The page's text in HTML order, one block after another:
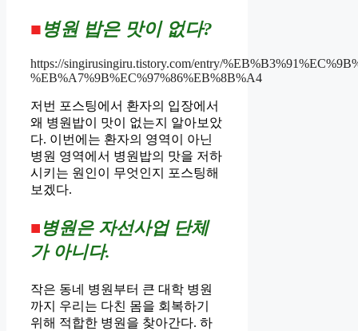
■ 병원 밥은 맛이 없다?
https://singirusingiru.tistory.com/entry/
%EB%A7%9B%EC%97%86%EB%8B%A4
저번 포스팅에서 환자의 입장에서
왜 병원밥이 맛이 없는지 알아보았
다. 이번에는 환자의 영역이 아닌
병원 영역에서 병원밥의 맛을 저하
시키는 원인이 무엇인지 포스팅해
보겠다.
■ 병원은 자선사업 단체
가 아니다.
작은 동네 병원부터 큰 대학 병원
까지 우리는 다친 몸을 회복하기
위해 적합한 병원을 찾아간다. 하